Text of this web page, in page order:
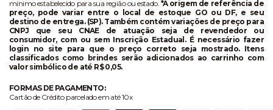
mínimo estabelecido para sua região ou estado. *A origem de referência de
preço, pode variar entre o local de estoque GO ou DF, e seu
destino de entrega. (SP). Também contém variações de preço para
CNPJ que seu CNAE de atuação seja de revendedor ou
consumidor, com ou sem Inscrição Estadual. É necessário fazer
login no site para que o preço correto seja mostrado. Itens
classificados como brindes serão adicionados ao carrinho com
valor simbólico de até R$ 0,05.
FORMAS DE PAGAMENTO:
Cartão de Crédito parcelado em até 10x